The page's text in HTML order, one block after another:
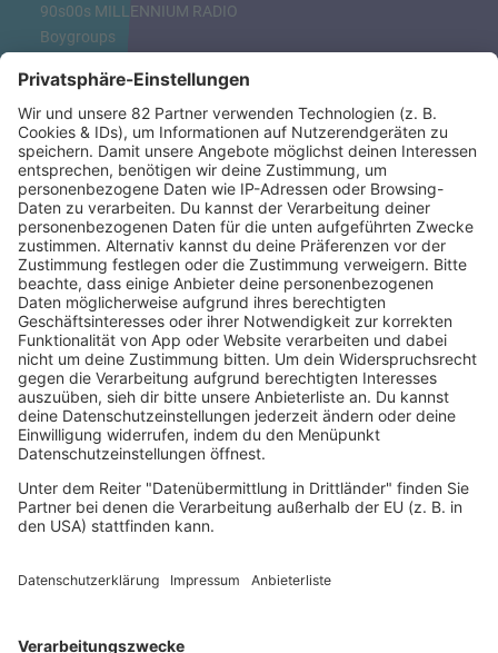
90s00s MILLENNIUM RADIO
Boygroups
Clubhits
Dinnerparty
Eurodance
Grunge
Hiphop & Rap
Hiphop deutsch
House
Ibiza
Loveparade
Lovesongs
Mayday
Rave
Reggae
RnB Ballads
Rock
Soul & RnB
Techno
Trance